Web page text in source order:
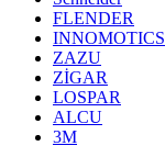
FLENDER
INNOMOTICS
ZAZU
ZİGAR
LOSPAR
ALCU
3M